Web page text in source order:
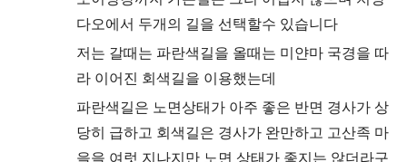
다오에서 두개의 길을 선택할수 있습니다
저는 갈때는 파란색길을 올때는 미얀마 국경을 따
라 이어진 회색길을 이용했는데
파란색길은 노면상태가 아주 좋은 반면 경사가 상
당히 급하고 회색길은 경사가 완만하고 고산족 마
을을 여럿 지나지만 노면 상태가 좋지는 않더라구